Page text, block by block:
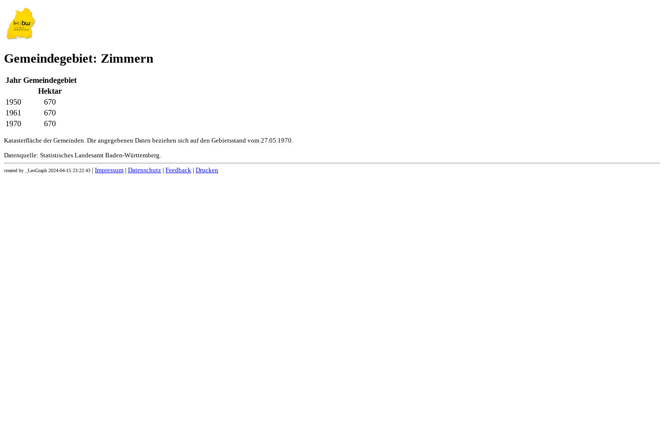
Gemeindegebiet: Zimmern
Jahr Gemeindegebiet
Hektar
1950
670
1961
670
1970
670
Katasterfläche der Gemeinden. Die angegebenen Daten beziehen sich auf den Gebietsstand vom 27.05.1970.
Datenquelle: Statistisches Landesamt Baden-Württemberg.
created by _LeoGraph 2024-04-15 23:22:43 Impressum Datenschutz Feedback Drucken